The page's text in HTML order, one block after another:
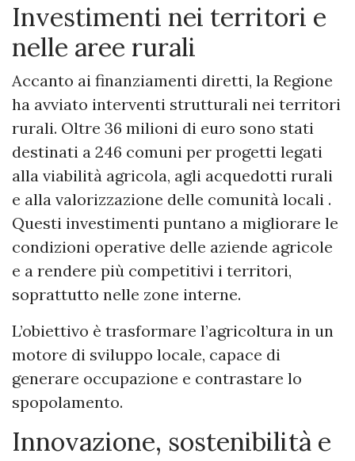
Investimenti nei territori e
nelle aree rurali
Accanto ai finanziamenti diretti, la Regione
ha avviato interventi strutturali nei territori
rurali. Oltre 36 milioni di euro sono stati
destinati a 246 comuni per progetti legati
alla viabilità agricola, agli acquedotti rurali
e alla valorizzazione delle comunità locali .
Questi investimenti puntano a migliorare le
condizioni operative delle aziende agricole
e a rendere più competitivi i territori,
soprattutto nelle zone interne.
L’obiettivo è trasformare l’agricoltura in un
motore di sviluppo locale, capace di
generare occupazione e contrastare lo
spopolamento.
Innovazione, sostenibilità e